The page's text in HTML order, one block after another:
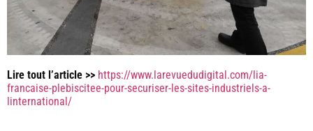
Lire tout l’article >> https://www.larevuedudigital.com/lia-
francaise-plebiscitee-pour-securiser-les-sites-industriels-a-
linternational/